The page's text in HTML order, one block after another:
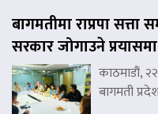
बागमतीमा राप्रपा सत्ता
सरकार जोगाउने प्रयासमा
काठमाडौं, २२
बागमती